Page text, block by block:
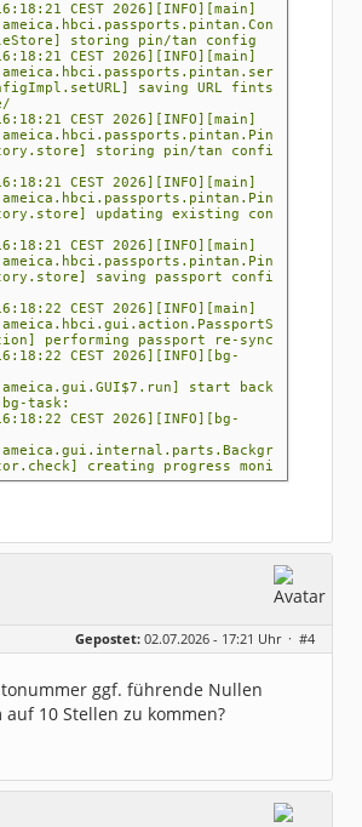
CEST 2026][INFO][main]
storing pin/tan config
CEST 2026][INFO][main]
saving URL fints
CEST 2026][INFO][main]
storing pin/tan confi
CEST 2026][INFO][main]
updating existing con
CEST 2026][INFO][main]
saving passport confi
CEST 2026][INFO][main]
performing passport re-sync
CEST 2026][INFO][bg-
start back
task:
CEST 2026][INFO][bg-
creating progress moni
open pin/tan pas
CEST 2026][INFO][bg-
[PIN/TAN] url
CEST 2026][INFO][bg-
Gepostet: 02.07.2026 - 17:21 Uhr · #4
ggf. führende Nullen
10 Stellen zu kommen?